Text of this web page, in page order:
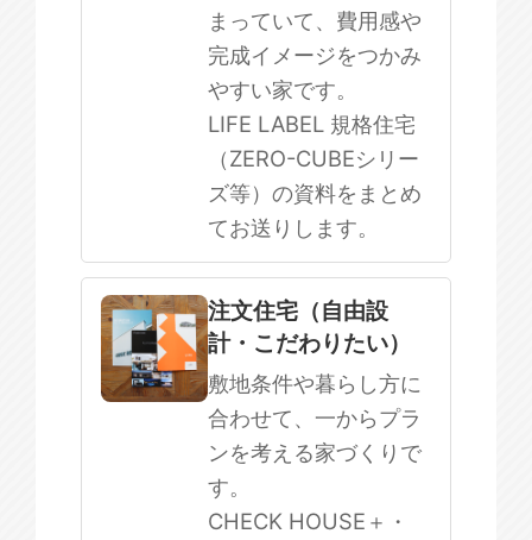
まっていて、費用感や
完成イメージをつかみ
やすい家です。
LIFE LABEL 規格住宅
（ZERO-CUBEシリー
ズ等）の資料をまとめ
てお送りします。
注文住宅（自由設
計・こだわりたい）
敷地条件や暮らし方に
合わせて、一からプラ
ンを考える家づくりで
す。
CHECK HOUSE＋・